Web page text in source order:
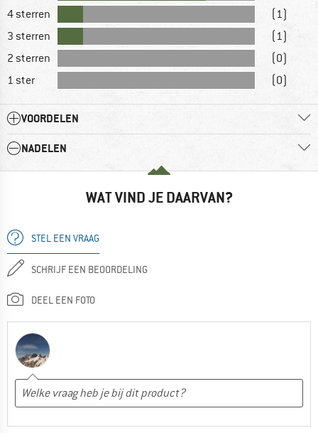
4 sterren
(1)
3 sterren
(1)
2 sterren
(0)
1 ster
(0)
VOORDELEN
NADELEN
WAT VIND JE DAARVAN?
STEL EEN VRAAG
SCHRIJF EEN BEOORDELING
DEEL EEN FOTO